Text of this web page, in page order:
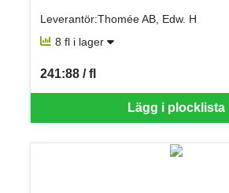
Leverantör:Thomée AB, Edw. H
8 fl i lager
Lägg i plocklista
241:88 / fl
SEK per FL